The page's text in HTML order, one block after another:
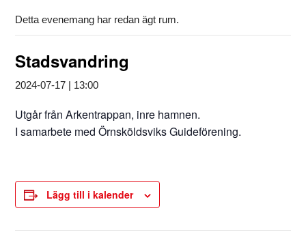
Detta evenemang har redan ägt rum.
Stadsvandring
2024-07-17 | 13:00
Utgår från Arkentrappan, inre hamnen.
I samarbete med Örnsköldsviks Guideförening.
Lägg till i kalender